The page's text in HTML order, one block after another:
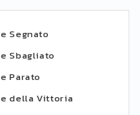
Segnato
Sbagliato
Parato
della Vittoria